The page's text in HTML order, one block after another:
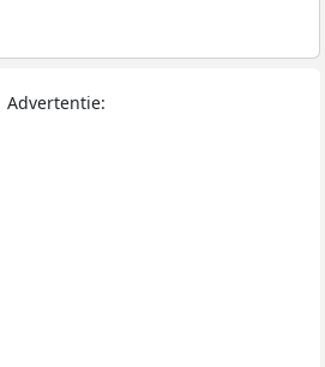
Advertentie: